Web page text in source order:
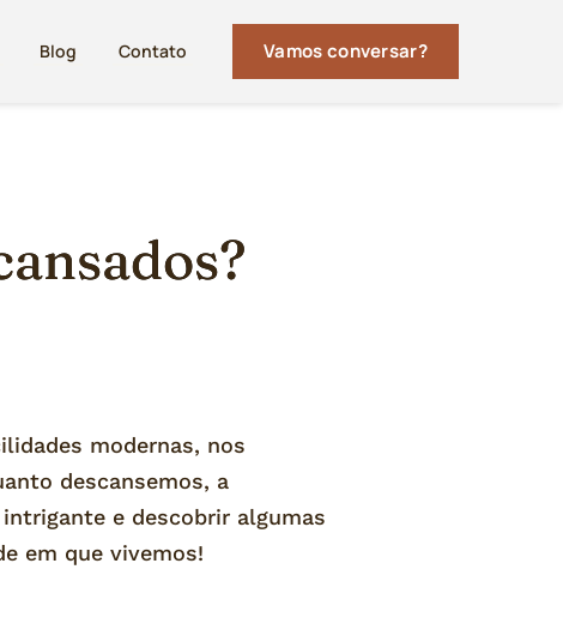
Blog Contato Vamos conversar?
modernas, nos
descansemos, a
e descobrir algumas
em que vivemos!